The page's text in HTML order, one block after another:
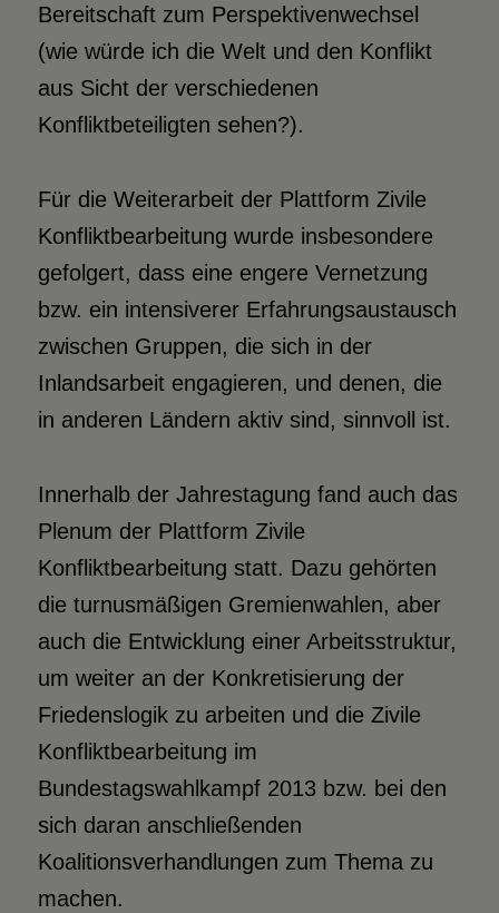
Bereitschaft zum Perspektivenwechsel
(wie würde ich die Welt und den Konflikt
aus Sicht der verschiedenen
Konfliktbeteiligten sehen?).
Für die Weiterarbeit der Plattform Zivile
Konfliktbearbeitung wurde insbesondere
gefolgert, dass eine engere Vernetzung
bzw. ein intensiverer Erfahrungsaustausch
zwischen Gruppen, die sich in der
Inlandsarbeit engagieren, und denen, die
in anderen Ländern aktiv sind, sinnvoll ist.
Innerhalb der Jahrestagung fand auch das
Plenum der Plattform Zivile
Konfliktbearbeitung statt. Dazu gehörten
die turnusmäßigen Gremienwahlen, aber
auch die Entwicklung einer Arbeitsstruktur,
um weiter an der Konkretisierung der
Friedenslogik zu arbeiten und die Zivile
Konfliktbearbeitung im
Bundestagswahlkampf 2013 bzw. bei den
sich daran anschließenden
Koalitionsverhandlungen zum Thema zu
machen.